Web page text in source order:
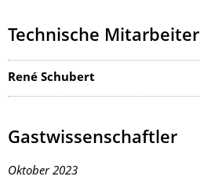
Technische Mitarbeiter
René Schubert
Gastwissenschaftler
Oktober 2023